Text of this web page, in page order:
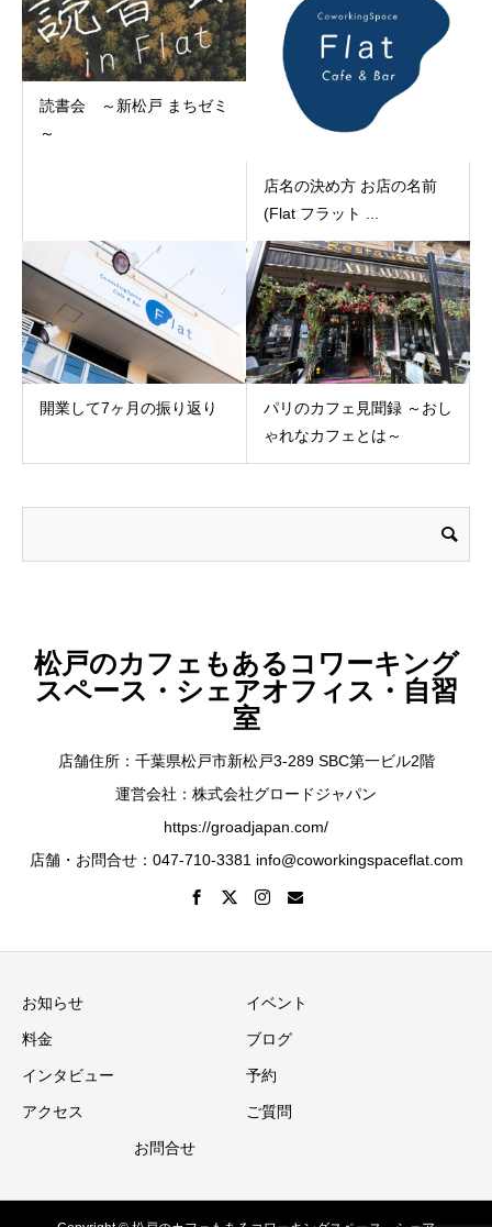
読書会 ～新松戸 まちゼミ
～
店名の決め方 お店の名前
(Flat フラット ...
開業して7ヶ月の振り返り
パリのカフェ見聞録 ～おし
ゃれなカフェとは～
松戸のカフェもあるコワーキング
スペース・シェアオフィス・自習
室
店舗住所：千葉県松戸市新松戸3-289 SBC第一ビル2階
運営会社：株式会社グロードジャパン
https://groadjapan.com/
店舗・お問合せ：047-710-3381 info@coworkingspaceflat.com
お知らせ イベント
料金 ブログ
インタビュー 予約
アクセス ご質問
お問合せ